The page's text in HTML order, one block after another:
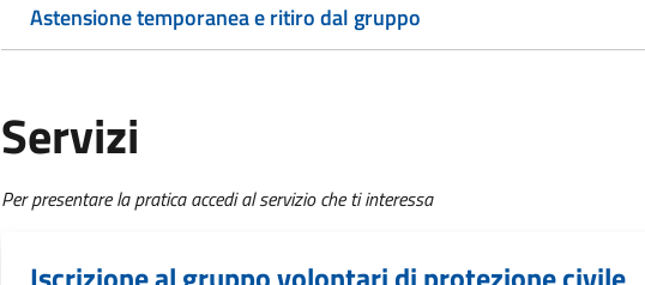
Astensione temporanea e ritiro dal gruppo
Servizi
Per presentare la pratica accedi al servizio che ti interessa